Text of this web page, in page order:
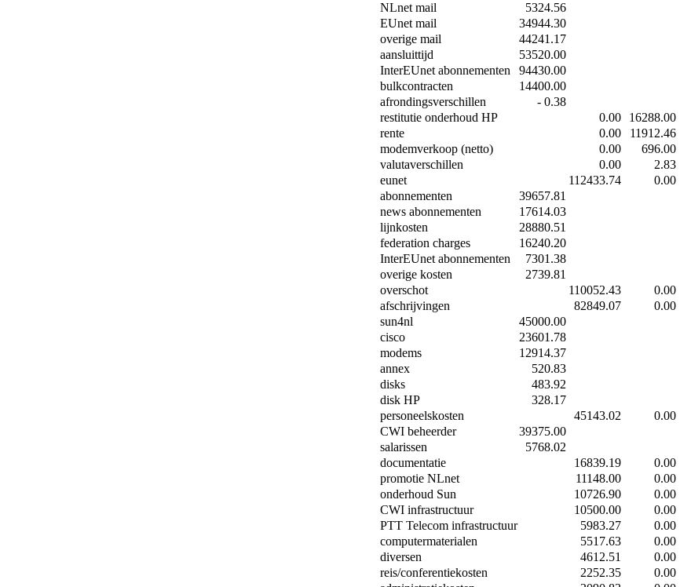
NLnet mail
5324.56
EUnet mail
34944.30
overige mail
44241.17
aansluittijd
53520.00
InterEUnet abonnementen
94430.00
bulkcontracten
14400.00
afrondingsverschillen
- 0.38
restitutie onderhoud HP
0.00
16288.00
rente
0.00
11912.46
modemverkoop (netto)
0.00
696.00
valutaverschillen
0.00
2.83
eunet
112433.74
0.00
abonnementen
39657.81
news abonnementen
17614.03
lijnkosten
28880.51
federation charges
16240.20
InterEUnet abonnementen
7301.38
overige kosten
2739.81
overschot
110052.43
0.00
afschrijvingen
82849.07
0.00
sun4nl
45000.00
cisco
23601.78
modems
12914.37
annex
520.83
disks
483.92
disk HP
328.17
personeelskosten
45143.02
0.00
CWI beheerder
39375.00
salarissen
5768.02
documentatie
16839.19
0.00
promotie NLnet
11148.00
0.00
onderhoud Sun
10726.90
0.00
CWI infrastructuur
10500.00
0.00
PTT Telecom infrastructuur
5983.27
0.00
computermaterialen
5517.63
0.00
diversen
4612.51
0.00
reis/conferentiekosten
2252.35
0.00